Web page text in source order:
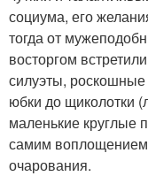
социума, его
тогда от
восторгом
силуэты, роскошные
юбки до щиколотки
маленькие круглые
самим воплощением
очарования.